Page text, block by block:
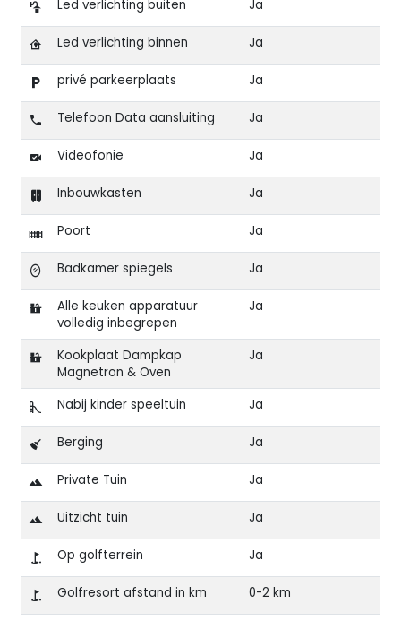
Led verlichting buiten Ja
Led verlichting binnen Ja
privé parkeerplaats Ja
Telefoon Data aansluiting Ja
Videofonie Ja
Inbouwkasten Ja
Poort Ja
Badkamer spiegels Ja
Alle keuken apparatuur
volledig inbegrepen
Ja
Kookplaat Dampkap
Magnetron & Oven
Ja
Nabij kinder speeltuin Ja
Berging Ja
Private Tuin Ja
Uitzicht tuin Ja
Op golfterrein Ja
Golfresort afstand in km 0-2 km